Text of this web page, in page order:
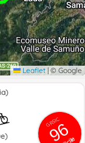
Leaflet |© Google
GRSIC
96